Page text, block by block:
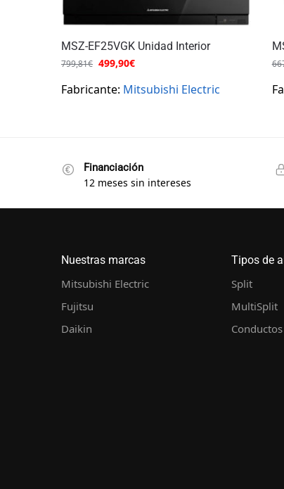
MSZ-EF25VGK Unidad Interior
799,81€ 499,90€
Fabricante: Mitsubishi Electric
Financiación
12 meses sin intereses
Nuestras marcas
Mitsubishi Electric
Fujitsu
Daikin
Tipos de
Split
MultiSplit
Conductos